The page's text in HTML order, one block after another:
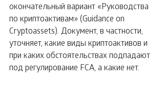
окончательный вариант «Руководства
по криптоактивам» (Guidance on
Cryptoassets). Документ, в частности,
уточняет, какие виды криптоактивов и
при каких обстоятельствах подпадают
под регулирование FCA, а какие нет.